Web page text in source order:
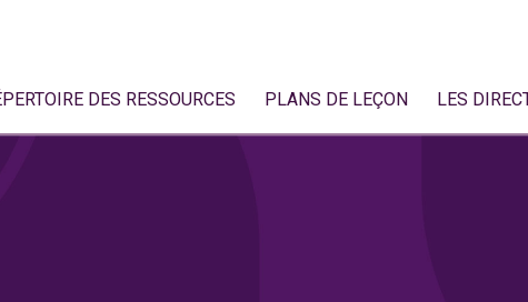
DES RESSOURCES PLANS DE LEÇON LES